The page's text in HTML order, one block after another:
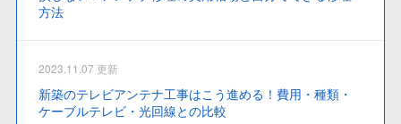
方法
2023.11.07 更新
新築のテレビアンテナ工事はこう進める！費用・種類・
ケーブルテレビ・光回線との比較